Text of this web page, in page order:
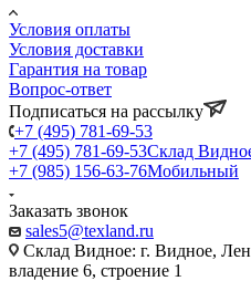
Условия оплаты
Условия доставки
Гарантия на товар
Вопрос-ответ
Подписаться на рассылку
+7 (495) 781-69-53
+7 (495) 781-69-53Склад
+7 (985) 156-63-76Мобильный
Заказать звонок
sales5@texland.ru
Склад Видное: г. Видное,
владение 6, строение 1